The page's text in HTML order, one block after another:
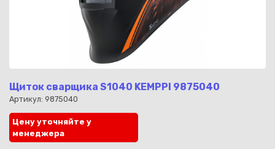
Щиток сварщика S1040 KEMPPI 9875040
Артикул: 9875040
Цену уточняйте у
менеджера